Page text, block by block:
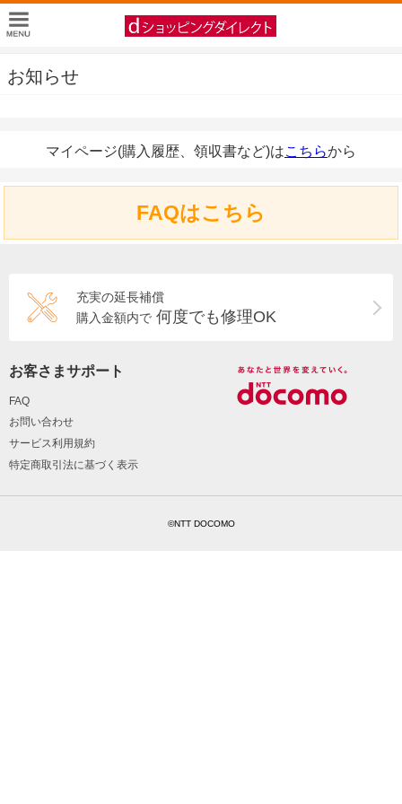
お知らせ
マイページ(購入履歴、領収書など)はこちらから
FAQはこちら
充実の延長補償
購入金額内で 何度でも修理OK
お客さまサポート
FAQ
お問い合わせ
サービス利用規約
特定商取引法に基づく表示
©NTT DOCOMO